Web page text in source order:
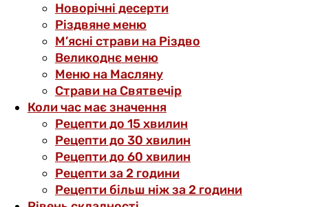
Новорічні десерти
Різдвяне меню
М’ясні страви на Різдво
Великоднє меню
Меню на Масляну
Страви на Святвечір
Коли час має значення
Рецепти до 15 хвилин
Рецепти до 30 хвилин
Рецепти до 60 хвилин
Рецепти за 2 години
Рецепти більш ніж за 2 години